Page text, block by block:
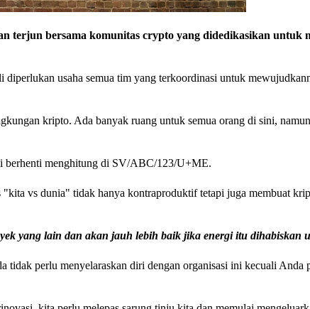
terjun bersama komunitas crypto yang didedikasikan untuk
usaha semua tim yang terkoordinasi untuk
kripto. Ada banyak ruang untuk semua orang di sini,
berhenti menghitung di SV/ABC/123/U+ME.
vs dunia" tidak hanya kontraproduktif tetapi juga membuat
yang lain dan akan jauh lebih baik jika energi itu dihabiskan
perlu menyelaraskan diri dengan organisasi ini kecuali Anda